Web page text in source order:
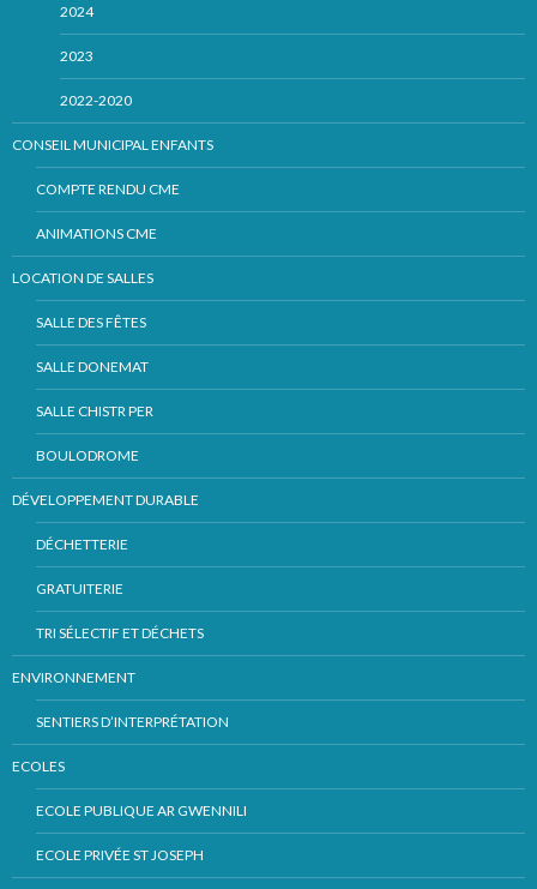
2024
2023
2022-2020
CONSEIL MUNICIPAL ENFANTS
COMPTE RENDU CME
ANIMATIONS CME
LOCATION DE SALLES
SALLE DES FÊTES
SALLE DONEMAT
SALLE CHISTR PER
BOULODROME
DÉVELOPPEMENT DURABLE
DÉCHETTERIE
GRATUITERIE
TRI SÉLECTIF ET DÉCHETS
ENVIRONNEMENT
SENTIERS D’INTERPRÉTATION
ECOLES
ECOLE PUBLIQUE AR GWENNILI
ECOLE PRIVÉE ST JOSEPH